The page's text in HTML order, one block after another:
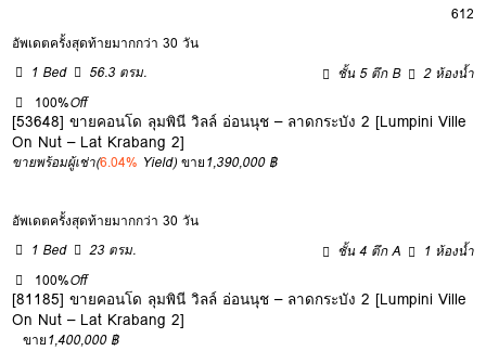
612
อัพเดตครั้งสุดท้ายมากกว่า 30 วัน
1 Bed
56.3 ตรม. ชั้น 5 ตึก B
2 ห้องน้ำ
100%Off
[53648] ขายคอนโด ลุมพินี วิลล์ อ่อนนุช – ลาดกระบัง 2 [Lumpini Ville
On Nut – Lat Krabang 2]
ขายพร้อมผู้เช่า(6.04% Yield) ขาย1,390,000 ฿
อัพเดตครั้งสุดท้ายมากกว่า 30 วัน
1 Bed
23 ตรม. ชั้น 4 ตึก A
1 ห้องน้ำ
100%Off
[81185] ขายคอนโด ลุมพินี วิลล์ อ่อนนุช – ลาดกระบัง 2 [Lumpini Ville
On Nut – Lat Krabang 2]
ขาย1,400,000 ฿